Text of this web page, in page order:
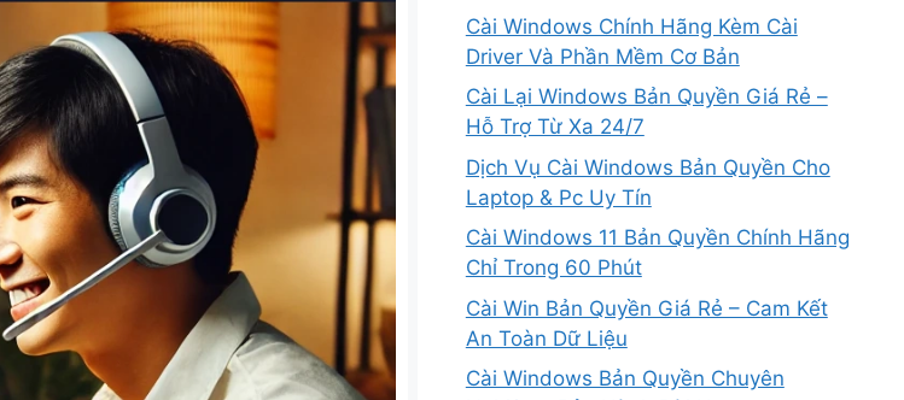
Cài Windows Chính Hãng Kèm Cài
Driver Và Phần Mềm Cơ Bản
Cài Lại Windows Bản Quyền Giá Rẻ –
Hỗ Trợ Từ Xa 24/7
Dịch Vụ Cài Windows Bản Quyền Cho
Laptop & Pc Uy Tín
Cài Windows 11 Bản Quyền Chính Hãng
Chỉ Trong 60 Phút
Cài Win Bản Quyền Giá Rẻ – Cam Kết
An Toàn Dữ Liệu
Cài Windows Bản Quyền Chuyên